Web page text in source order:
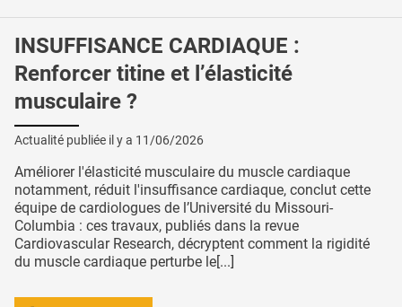
INSUFFISANCE CARDIAQUE :
Renforcer titine et l’élasticité
musculaire ?
Actualité publiée il y a 11/06/2026
Améliorer l'élasticité musculaire du muscle cardiaque
notamment, réduit l'insuffisance cardiaque, conclut cette
équipe de cardiologues de l’Université du Missouri-
Columbia : ces travaux, publiés dans la revue
Cardiovascular Research, décryptent comment la rigidité
du muscle cardiaque perturbe le[...]